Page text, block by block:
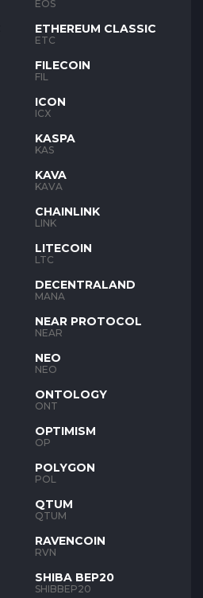
EOS
ETHEREUM CLASSIC
ETC
FILECOIN
FIL
ICON
ICX
KASPA
KAS
KAVA
KAVA
CHAINLINK
LINK
LITECOIN
LTC
DECENTRALAND
MANA
NEAR PROTOCOL
NEAR
NEO
NEO
ONTOLOGY
ONT
OPTIMISM
OP
POLYGON
POL
QTUM
QTUM
RAVENCOIN
RVN
SHIBA BEP20
SHIBBEP20